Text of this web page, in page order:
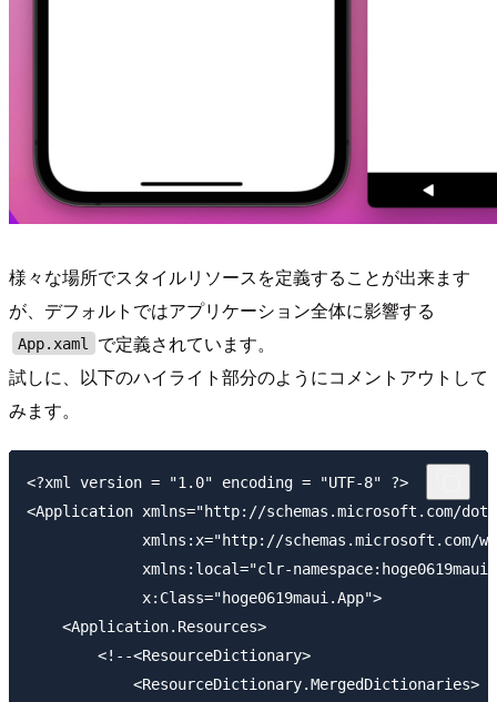
様々な場所でスタイルリソースを定義することが出来ます
が、デフォルトではアプリケーション全体に影響する
App.xaml
で定義されています。
試しに、以下のハイライト部分のようにコメントアウトして
みます。
<?xml version = "1.0" encoding = "UTF-8" ?>
<Application xmlns="http://schemas.microsoft.com/
xmlns:x="http://schemas.microsoft.com/
             xmlns:local="clr-namespace:hoge0619maui"
             x:Class="hoge0619maui.App">
    <Application.Resources>
        <!--<ResourceDictionary>
            <ResourceDictionary.MergedDictionaries>